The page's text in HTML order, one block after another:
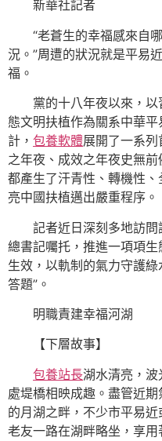
新華社記者
“老蒼生的幸福感來自
況。”周遭的狀況就是平易
福。
黨的十八年夜以來，
態文明扶植作為關系中華
計， 包養軟體展開了一系
之年夜、成效之年夜史無
都產生了汗青性、轉機性、
亮中國扶植邁出嚴重程序。
記者近日深刻多地訪問
總書記囑托，推進一項項
生效，以軌制的氣力守護綠
答題”。
明職責建幸福河湖
【下層故事】
包養站長湖水清亮，
處堤橋相映成趣。盡管近
的月湖之畔，不少市平易
老友一路在湖畔略坐，享用